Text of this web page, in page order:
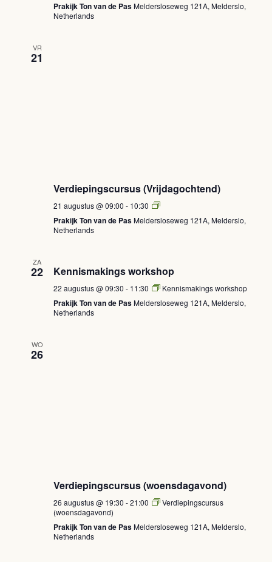
Prakijk Ton van de PasMeldersloseweg 121A, Melderslo,
Netherlands
VR
21
Verdiepingscursus (Vrijdagochtend)
21 augustus @ 09:00 - 10:30
Verdiepingscursus
Prakijk Ton van de PasMeldersloseweg 121A, Melderslo,
Netherlands
ZA
22 Kennismakings workshop
22 augustus @ 09:30 - 11:30 Kennismakings workshop
Prakijk Ton van de PasMeldersloseweg 121A, Melderslo,
Netherlands
WO
26
Verdiepingscursus (woensdagavond)
26 augustus @ 19:30 -21:00
Verdiepingscursus
(woensdagavond)
Prakijk Ton van de PasMeldersloseweg 121A, Melderslo,
Netherlands